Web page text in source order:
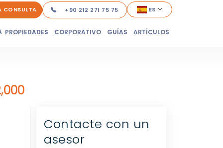
CONSULTA +90 212 271 75 75 ES
PROPIEDADES CORPORATIVO GUÍAS ARTÍCULOS
Contacte con un
asesor